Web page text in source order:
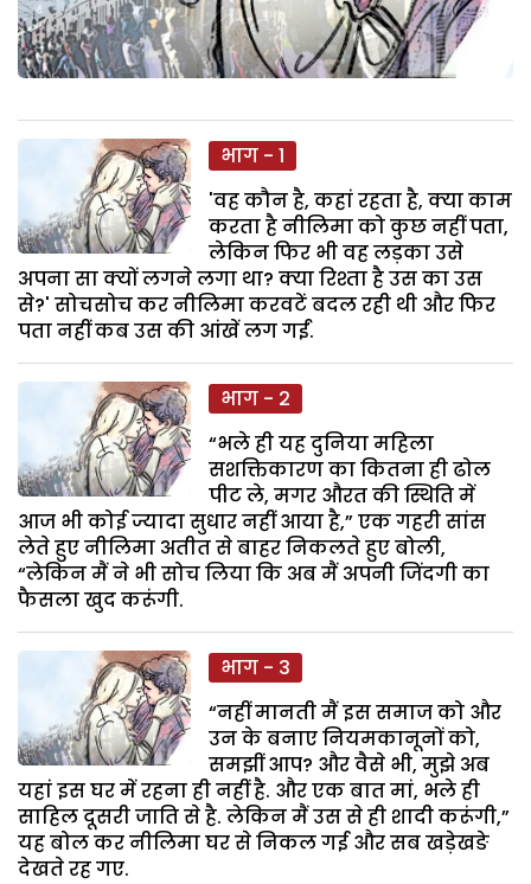
भाग - 1
'वह कौन है, कहां रहता है, क्या काम
करता है नीलिमा को कुछ नहीं पता,
लेकिन फिर भी वह लड़का उसे
अपना सा क्यों लगने लगा था? क्या रिश्ता है उस का उस
से?' सोचसोच कर नीलिमा करवटें बदल रही थी और फिर
पता नहीं कब उस की आंखें लग गईं.
भाग - 2
“भले ही यह दुनिया महिला
सशक्तिकारण का कितना ही ढोल
पीट ले, मगर औरत की स्थिति में
आज भी कोई ज्यादा सुधार नहीं आया है,” एक गहरी सांस
लेते हुए नीलिमा अतीत से बाहर निकलते हुए बोली,
“लेकिन मैं ने भी सोच लिया कि अब मैं अपनी जिंदगी का
फैसला खुद करूंगी.
भाग - 3
“नहीं मानती मैं इस समाज को और
उन के बनाए नियमकानूनों को,
समझीं आप? और वैसे भी, मुझे अब
यहां इस घर में रहना ही नहीं है. और एक बात मां, भले ही
साहिल दूसरी जाति से है. लेकिन मैं उस से ही शादी करूंगी,”
यह बोल कर नीलिमा घर से निकल गई और सब खड़ेखङे
देखते रह गए.